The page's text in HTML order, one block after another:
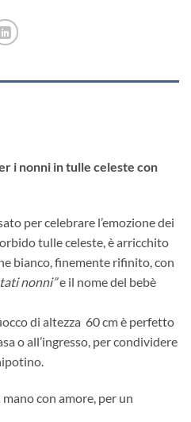
i nonni in tulle celeste con
per celebrare l’emozione dei
tulle celeste, è arricchito
bianco, finemente rifinito, con
nonni”e il nome del bebè
di altezza 60 cm è perfetto
o all’ingresso, per condividere
con amore, per un